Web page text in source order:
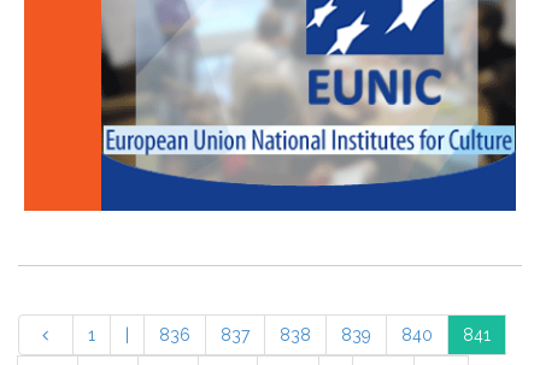
1 836 837 838 839 840 841